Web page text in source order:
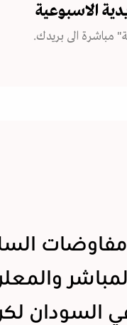
الاسبوعية
مباشرة الى بريدك.
مفاوضات
السودان